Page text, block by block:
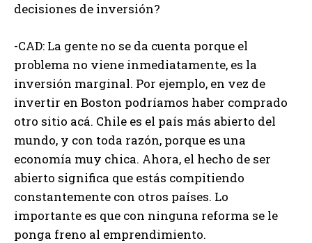
decisiones de inversión?
-CAD: La gente no se da cuenta porque el
problema no viene inmediatamente, es la
inversión marginal. Por ejemplo, en vez de
invertir en Boston podríamos haber comprado
otro sitio acá. Chile es el país más abierto del
mundo, y con toda razón, porque es una
economía muy chica. Ahora, el hecho de ser
abierto significa que estás compitiendo
constantemente con otros países. Lo
importante es que con ninguna reforma se le
ponga freno al emprendimiento.